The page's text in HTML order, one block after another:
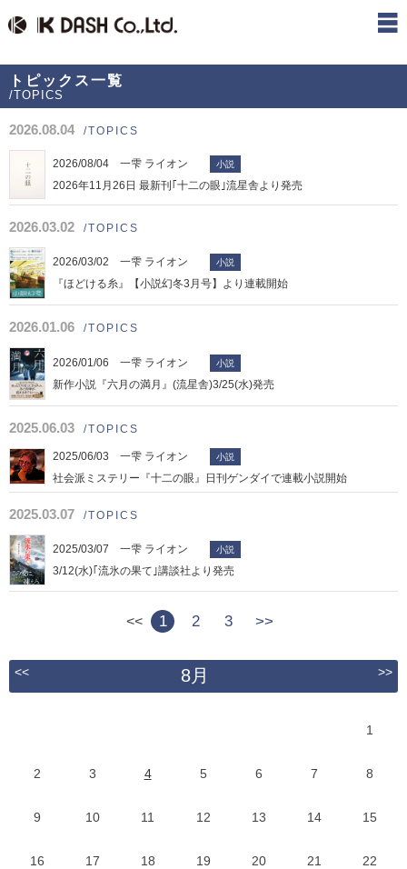
トピックス一覧
/TOPICS
2026.08.04 /TOPICS
2026/08/04 一雫 ライオン 小説
2026年11月26日 最新刊｢十二の眼｣流星舎より発売
2026.03.02 /TOPICS
2026/03/02 一雫 ライオン 小説
『ほどける糸』【小説幻冬3月号】より連載開始
2026.01.06 /TOPICS
2026/01/06 一雫 ライオン 小説
新作小説『六月の満月』(流星舎)3/25(水)発売
2025.06.03 /TOPICS
2025/06/03 一雫 ライオン 小説
社会派ミステリー『十二の眼』日刊ゲンダイで連載小説開始
2025.03.07 /TOPICS
2025/03/07 一雫 ライオン 小説
3/12(水)｢流氷の果て｣講談社より発売
<< 1 2 3 >>
<< 8月 >>
1
2 3 4 5 6 7 8
9 10 11 12 13 14 15
16 17 18 19 20 21 22